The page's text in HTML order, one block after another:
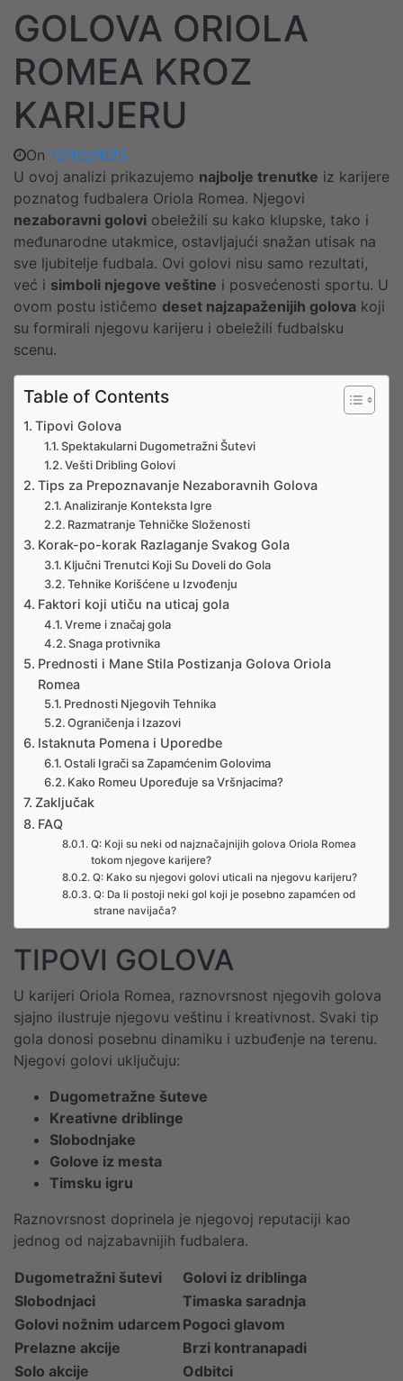
GOLOVA ORIOLA
ROMEA KROZ
KARIJERU
On 12/12/2025
U ovoj analizi prikazujemo najbolje trenutke iz karijere
poznatog fudbalera Oriola Romea. Njegovi
nezaboravni golovi obeležili su kako klupske, tako i
međunarodne utakmice, ostavljajući snažan utisak na
sve ljubitelje fudbala. Ovi golovi nisu samo rezultati,
već i simboli njegove veštine i posvećenosti sportu. U
ovom postu ističemo deset najzapaženijih golova koji
su formirali njegovu karijeru i obeležili fudbalsku
scenu.
Table of Contents
Tipovi Golova
Spektakularni Dugometražni Šutevi
Vešti Dribling Golovi
Tips za Prepoznavanje Nezaboravnih Golova
Analiziranje Konteksta Igre
Razmatranje Tehničke Složenosti
Korak-po-korak Razlaganje Svakog Gola
Ključni Trenutci Koji Su Doveli do Gola
Tehnike Korišćene u Izvođenju
Faktori koji utiču na uticaj gola
Vreme i značaj gola
Snaga protivnika
Prednosti i Mane Stila Postizanja Golova Oriola
Romea
Prednosti Njegovih Tehnika
Ograničenja i Izazovi
Istaknuta Pomena i Uporedbe
Ostali Igrači sa Zapamćenim Golovima
Kako Romeu Upoređuje sa Vršnjacima?
Zaključak
FAQ
Q: Koji su neki od najznačajnijih golova Oriola Romea
tokom njegove karijere?
Q: Kako su njegovi golovi uticali na njegovu karijeru?
Q: Da li postoji neki gol koji je posebno zapamćen od
strane navijača?
TIPOVI GOLOVA
U karijeri Oriola Romea, raznovrsnost njegovih golova
sjajno ilustruje njegovu veštinu i kreativnost. Svaki tip
gola donosi posebnu dinamiku i uzbuđenje na terenu.
Njegovi golovi uključuju:
Dugometražne šuteve
Kreativne driblinge
Slobodnjake
Golove iz mesta
Timsku igru
Raznovrsnost doprinela je njegovoj reputaciji kao
jednog od najzabavnijih fudbalera.
Dugometražni šutevi
Golovi iz driblinga
Slobodnjaci
Timaska saradnja
Golovi nožnim udarcem Pogoci glavom
Prelazne akcije
Brzi kontranapadi
Solo akcije
Odbitci